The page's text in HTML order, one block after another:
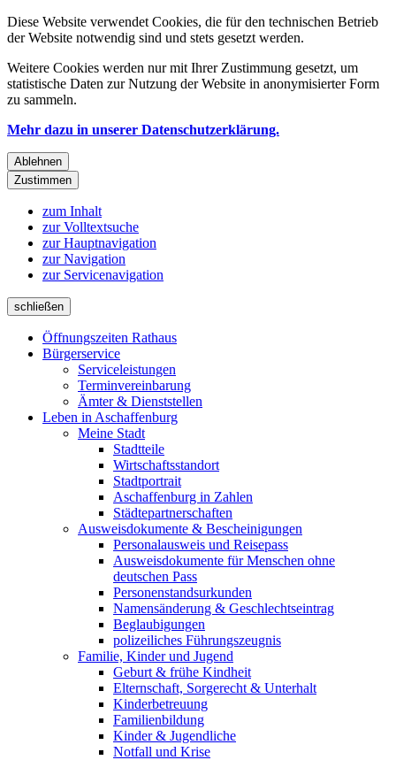
Diese Website verwendet Cookies, die für den technischen Betrieb
der Website notwendig sind und stets gesetzt werden.
Weitere Cookies werden nur mit Ihrer Zustimmung gesetzt, um
statistische Daten zur Nutzung der Website in anonymisierter Form
zu sammeln.
Mehr dazu in unserer Datenschutzerklärung.
Ablehnen
Zustimmen
zum Inhalt
zur Volltextsuche
zur Hauptnavigation
zur Navigation
zur Servicenavigation
schließen
Öffnungszeiten Rathaus
Bürgerservice
Serviceleistungen
Terminvereinbarung
Ämter & Dienststellen
Leben in Aschaffenburg
Meine Stadt
Stadtteile
Wirtschaftsstandort
Stadtportrait
Aschaffenburg in Zahlen
Städtepartnerschaften
Ausweisdokumente & Bescheinigungen
Personalausweis und Reisepass
Ausweisdokumente für Menschen ohne
deutschen Pass
Personenstandsurkunden
Namensänderung & Geschlechtseintrag
Beglaubigungen
polizeiliches Führungszeugnis
Familie, Kinder und Jugend
Geburt & frühe Kindheit
Elternschaft, Sorgerecht & Unterhalt
Kinderbetreuung
Familienbildung
Kinder & Jugendliche
Notfall und Krise